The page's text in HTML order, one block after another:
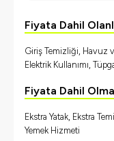
Fiyata Dahil
Giriş Temizliği, Havuz
Elektrik Kullanımı,
Fiyata Dahil
Ekstra Yatak, Ekstra
Yemek Hizmeti